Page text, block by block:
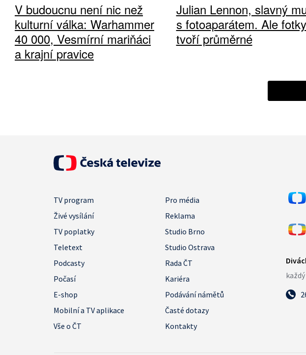
V budoucnu není nic než
kulturní válka: Warhammer
40 000, Vesmírní mariňáci
a krajní pravice
Julian Lennon, slavný
s fotoaparátem. Ale fotky
tvoří průměrné
TV program
Pro média
Živé vysílání
Reklama
TV poplatky
Studio Brno
Teletext
Studio Ostrava
Podcasty
Rada ČT
Počasí
Kariéra
E-shop
Podávání námětů
Mobilní a TV aplikace
Časté dotazy
Vše o ČT
Kontakty